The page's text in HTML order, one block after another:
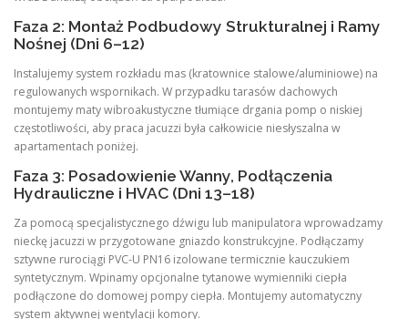
Faza 2: Montaż Podbudowy Strukturalnej i Ramy
Nośnej (Dni 6–12)
Instalujemy system rozkładu mas (kratownice stalowe/aluminiowe) na
regulowanych wspornikach. W przypadku tarasów dachowych
montujemy maty wibroakustyczne tłumiące drgania pomp o niskiej
częstotliwości, aby praca jacuzzi była całkowicie niesłyszalna w
apartamentach poniżej.
Faza 3: Posadowienie Wanny, Podłączenia
Hydrauliczne i HVAC (Dni 13–18)
Za pomocą specjalistycznego dźwigu lub manipulatora wprowadzamy
nieckę jacuzzi w przygotowane gniazdo konstrukcyjne. Podłączamy
sztywne rurociągi PVC-U PN16 izolowane termicznie kauczukiem
syntetycznym. Wpinamy opcjonalne tytanowe wymienniki ciepła
podłączone do domowej pompy ciepła. Montujemy automatyczny
system aktywnej wentylacji komory.